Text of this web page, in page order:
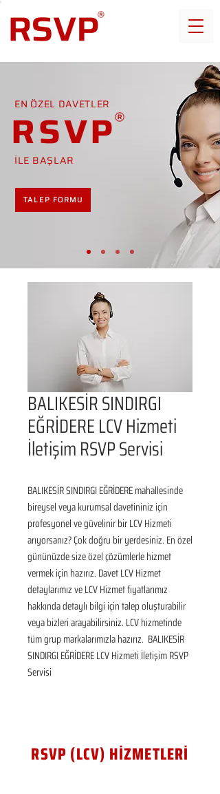
EN ÖZEL DAVETLER
RSVP
İLE BAŞLAR
TALEP FORMU
BALIKESİR SINDIRGI
EĞRİDERE LCV Hizmeti
İletişim RSVP Servisi
BALIKESİR SINDIRGI EĞRİDERE mahallesinde
bireysel veya kurumsal davetininiz için
profesyonel ve güvelinir bir LCV Hizmeti
arıyorsanız? Çok doğru bir yerdesiniz. En özel
gününüzde size özel çözümlerle hizmet
vermek için hazırız. Davet LCV Hizmet
detaylarımız ve LCV Hizmet fiyatlarımız
hakkında detaylı bilgi için talep oluşturabilir
veya bizleri arayabilirsiniz. LCV hizmetinde
tüm grup markalarımızla hazırız.  BALIKESİR
SINDIRGI EĞRİDERE LCV Hizmeti İletişim RSVP
Servisi
RSVP (LCV) HİZMETLERİ